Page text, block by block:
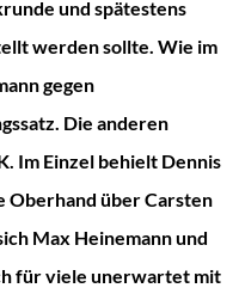
und spätestens
werden sollte. Wie im
gegen
Die anderen
Im Einzel behielt Dennis
Oberhand über Carsten
Max Heinemann und
für viele unerwartet mit